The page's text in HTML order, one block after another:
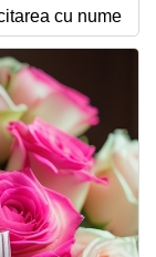
cu nume